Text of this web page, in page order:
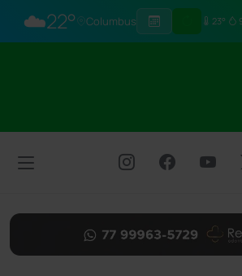
☁️22° Columbus 23°